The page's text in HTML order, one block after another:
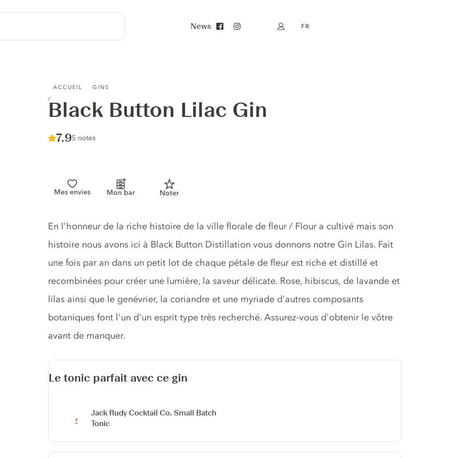
News Mon compte
FR
ACCUEIL GINS
Black Button Lilac Gin
Score :
7.9/ 10
5 notes
Mes envies Mon bar Noter
Description du gin
En l'honneur de la riche histoire de la ville florale de fleur / Flour a cultivé mais son
histoire nous avons ici à Black Button Distillation vous donnons notre Gin Lilas. Fait
une fois par an dans un petit lot de chaque pétale de fleur est riche et distillé et
recombinées pour créer une lumière, la saveur délicate. Rose, hibiscus, de lavande et
lilas ainsi que le genévrier, la coriandre et une myriade d'autres composants
botaniques font l'un d'un esprit type très recherché. Assurez-vous d'obtenir le vôtre
avant de manquer.
Le tonic parfait avec ce gin
Jack Rudy Cocktail Co. Small Batch
Tonic